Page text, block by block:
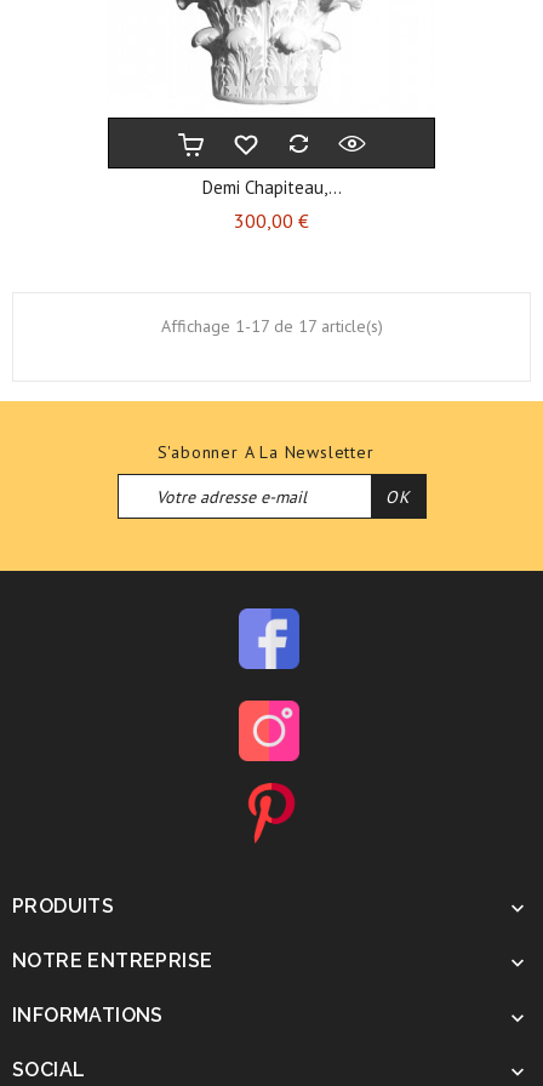
Demi Chapiteau,...
300,00 €Prix
Affichage 1-17 de 17 article(s)
S'abonner A La Newsletter
PRODUITS 
NOTRE ENTREPRISE 
INFORMATIONS 
SOCIAL 